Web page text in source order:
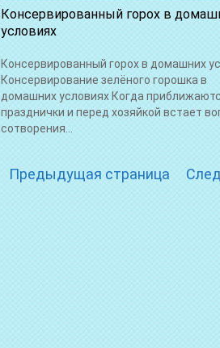
Консервированный горох в
условиях
Консервированный горох в домашних
Консервирование зелёного горошка в
домашних условиях Когда
празднички и перед хозяйкой встает
сотворения...
Предыдущая страница